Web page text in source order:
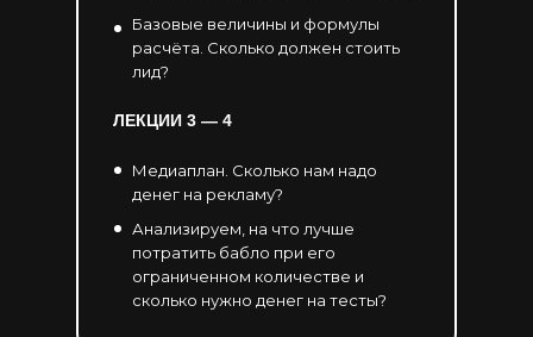
ЛЕКЦИИ 3 — 4
Базовые величины и формулы
расчёта. Сколько должен стоить
лид?
Медиаплан. Сколько нам надо
денег на рекламу?
Анализируем, на что лучше
потратить бабло при его
ограниченном количестве и
сколько нужно денег на тесты?